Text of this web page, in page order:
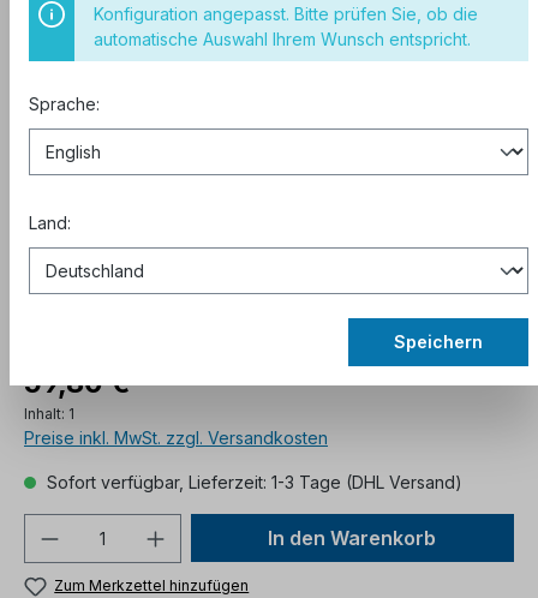
Hauptschalter 80A 3-polig VDE
59,80 €*
Inhalt: 1
Preise inkl. MwSt. zzgl. Versandkosten
Sofort verfügbar, Lieferzeit: 1-3 Tage (DHL Versand)
In den Warenkorb
Zum Merkzettel hinzufügen
Konfiguration angepasst. Bitte prüfen Sie, ob die
automatische Auswahl Ihrem Wunsch entspricht.
Sprache:
Land:
Speichern